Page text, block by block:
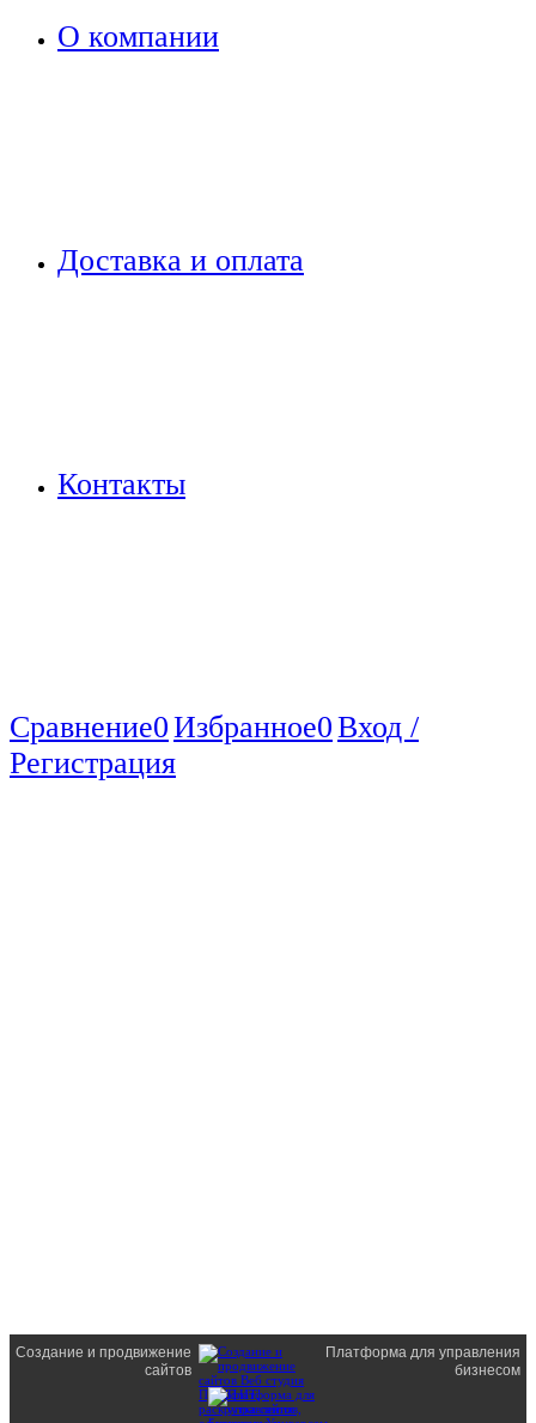
О компании
Доставка и оплата
Контакты
Сравнение0Избранное0Вход /
Регистрация
Создание и продвижение
сайтов
Платформа для управления
бизнесом